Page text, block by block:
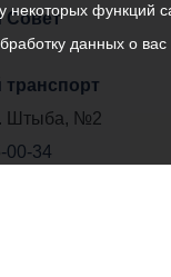
Совет
Штыба, №2
00-34
некоторых функций
данных о